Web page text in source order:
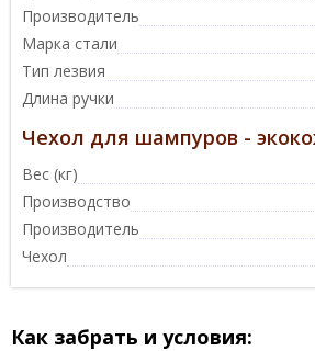
Производитель
Марка стали
Тип лезвия
Длина ручки
Чехол для шампуров -
Вес (кг)
Производство
Производитель
Чехол
Как забрать и условия: